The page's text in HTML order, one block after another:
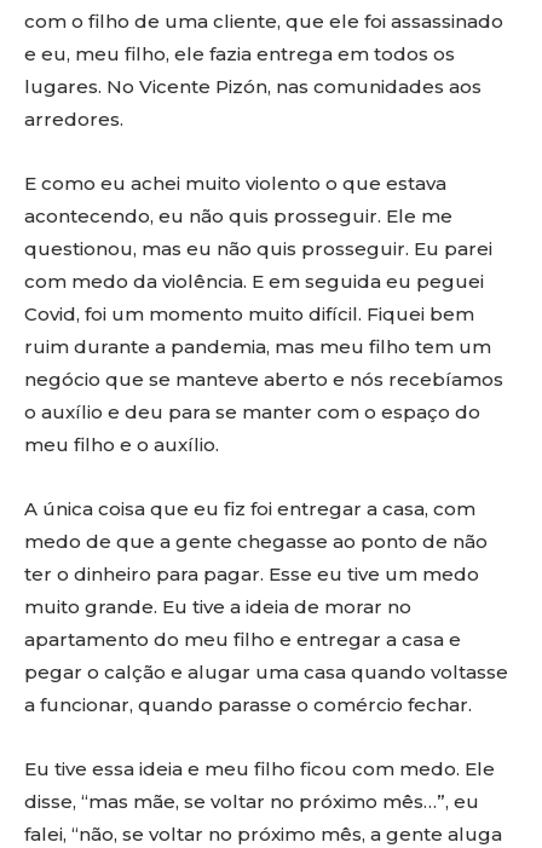
com o filho de uma cliente, que ele foi assassinado
e eu, meu filho, ele fazia entrega em todos os
lugares. No Vicente Pizón, nas comunidades aos
arredores.
E como eu achei muito violento o que estava
acontecendo, eu não quis prosseguir. Ele me
questionou, mas eu não quis prosseguir. Eu parei
com medo da violência. E em seguida eu peguei
Covid, foi um momento muito difícil. Fiquei bem
ruim durante a pandemia, mas meu filho tem um
negócio que se manteve aberto e nós recebíamos
o auxílio e deu para se manter com o espaço do
meu filho e o auxílio.
A única coisa que eu fiz foi entregar a casa, com
medo de que a gente chegasse ao ponto de não
ter o dinheiro para pagar. Esse eu tive um medo
muito grande. Eu tive a ideia de morar no
apartamento do meu filho e entregar a casa e
pegar o calção e alugar uma casa quando voltasse
a funcionar, quando parasse o comércio fechar.
Eu tive essa ideia e meu filho ficou com medo. Ele
disse, “mas mãe, se voltar no próximo mês…”, eu
falei, “não, se voltar no próximo mês, a gente aluga